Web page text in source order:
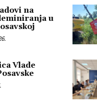
na
u
Vlade